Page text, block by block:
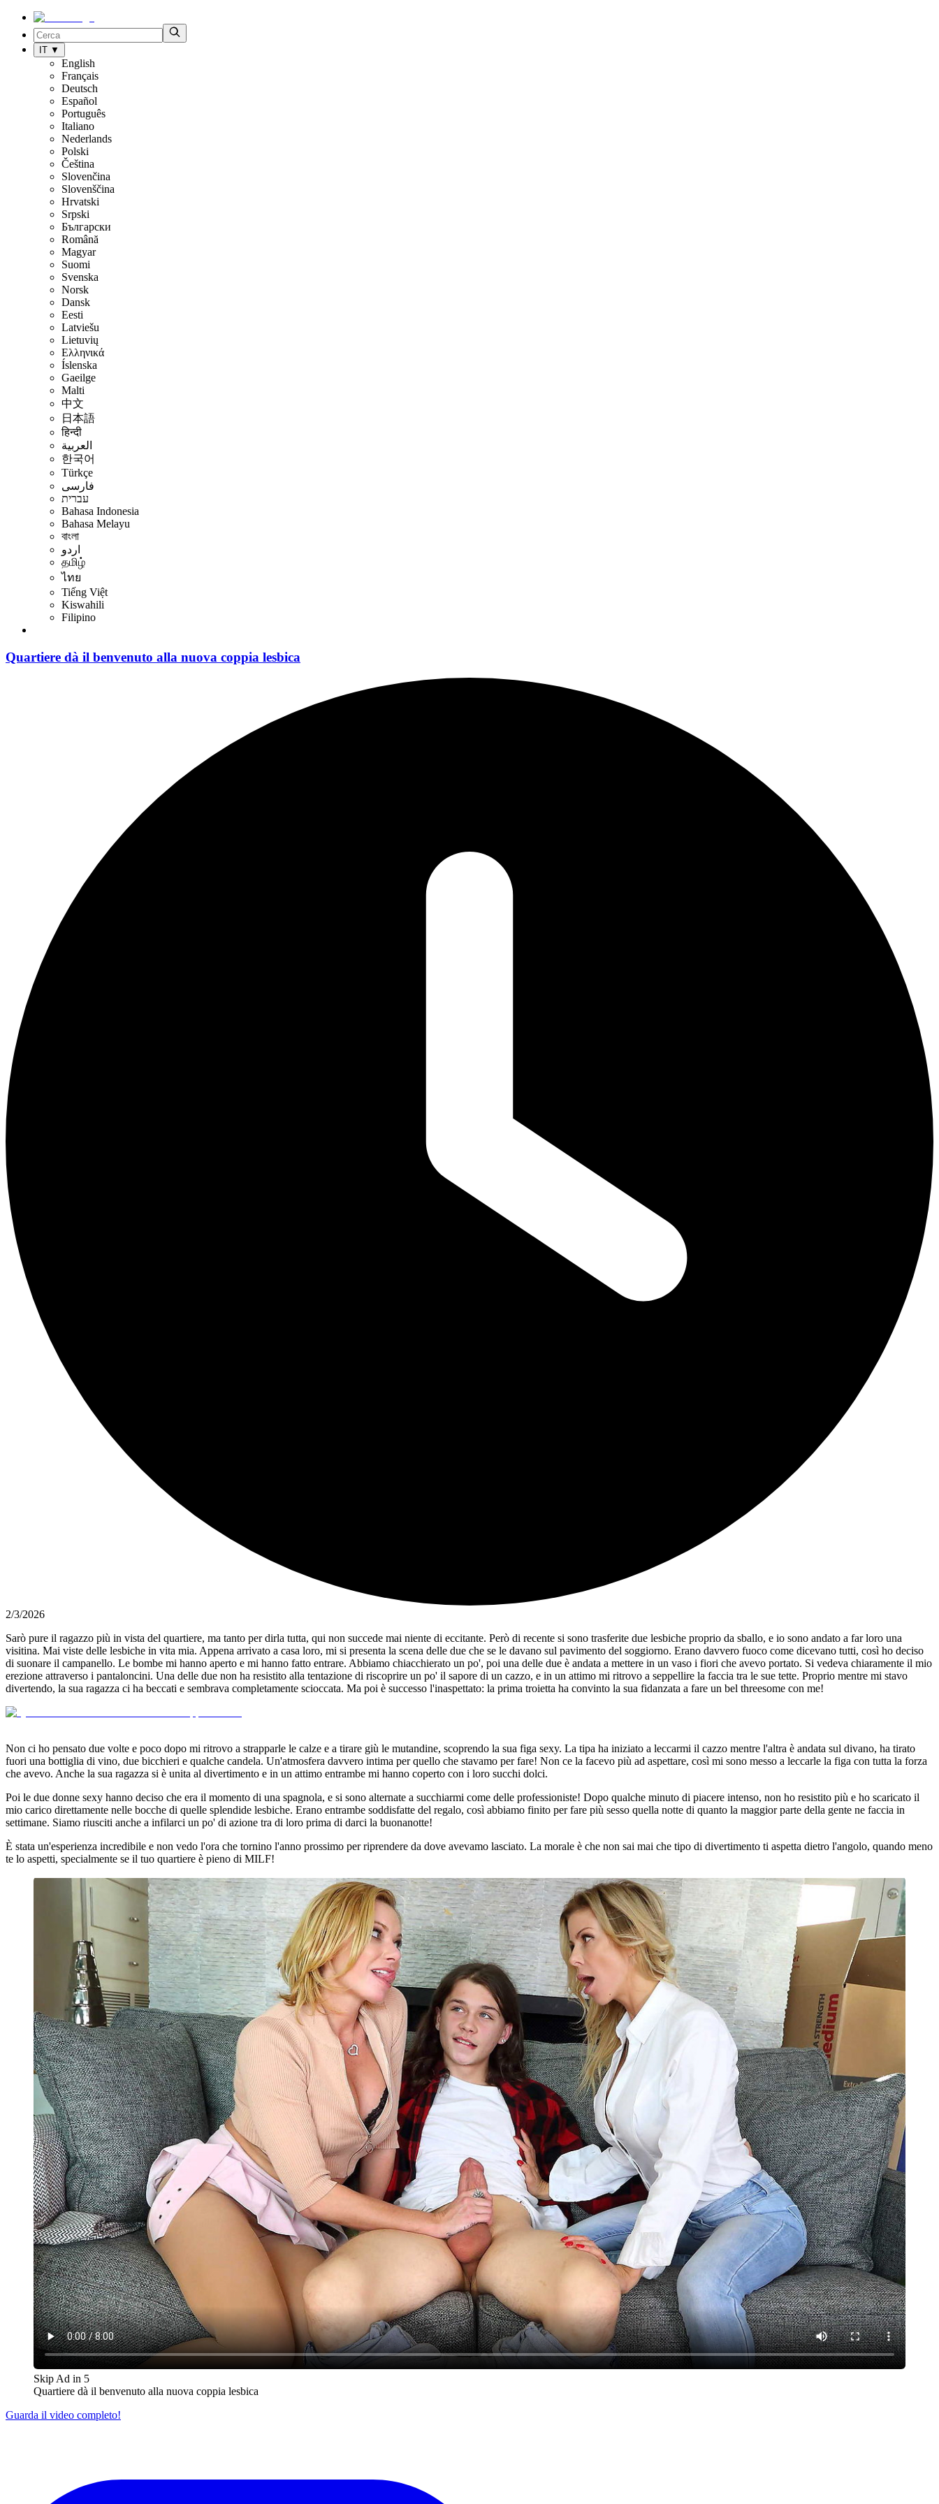
IT ▼
English
Français
Deutsch
Español
Português
Italiano
Nederlands
Polski
Čeština
Slovenčina
Slovenščina
Hrvatski
Srpski
Български
Română
Magyar
Suomi
Svenska
Norsk
Dansk
Eesti
Latviešu
Lietuvių
Ελληνικά
Íslenska
Gaeilge
Malti
中文
日本語
हिन्दी
العربية
한국어
Türkçe
فارسی
עברית
Bahasa Indonesia
Bahasa Melayu
বাংলা
اردو
தமிழ்
ไทย
Tiếng Việt
Kiswahili
Filipino
Quartiere dà il benvenuto alla nuova coppia lesbica
2/3/2026
Sarò pure il ragazzo più in vista del quartiere, ma tanto per dirla tutta, qui non succede mai niente di eccitante. Però di recente si sono trasferite due lesbiche proprio da sballo, e io sono andato a far loro una
visitina. Mai viste delle lesbiche in vita mia. Appena arrivato a casa loro, mi si presenta la scena delle due che se le davano sul pavimento del soggiorno. Erano davvero fuoco come dicevano tutti, così ho deciso
di suonare il campanello. Le bombe mi hanno aperto e mi hanno fatto entrare. Abbiamo chiacchierato un po', poi una delle due è andata a mettere in un vaso i fiori che avevo portato. Si vedeva chiaramente il mio
erezione attraverso i pantaloncini. Una delle due non ha resistito alla tentazione di riscoprire un po' il sapore di un cazzo, e in un attimo mi ritrovo a seppellire la faccia tra le sue tette. Proprio mentre mi stavo
divertendo, la sua ragazza ci ha beccati e sembrava completamente scioccata. Ma poi è successo l'inaspettato: la prima troietta ha convinto la sua fidanzata a fare un bel threesome con me!
Non ci ho pensato due volte e poco dopo mi ritrovo a strapparle le calze e a tirare giù le mutandine, scoprendo la sua figa sexy. La tipa ha iniziato a leccarmi il cazzo mentre l'altra è andata sul divano, ha tirato
fuori una bottiglia di vino, due bicchieri e qualche candela. Un'atmosfera davvero intima per quello che stavamo per fare! Non ce la facevo più ad aspettare, così mi sono messo a leccarle la figa con tutta la forza
che avevo. Anche la sua ragazza si è unita al divertimento e in un attimo entrambe mi hanno coperto con i loro succhi dolci.
Poi le due donne sexy hanno deciso che era il momento di una spagnola, e si sono alternate a succhiarmi come delle professioniste! Dopo qualche minuto di piacere intenso, non ho resistito più e ho scaricato il
mio carico direttamente nelle bocche di quelle splendide lesbiche. Erano entrambe soddisfatte del regalo, così abbiamo finito per fare più sesso quella notte di quanto la maggior parte della gente ne faccia in
settimane. Siamo riusciti anche a infilarci un po' di azione tra di loro prima di darci la buonanotte!
È stata un'esperienza incredibile e non vedo l'ora che tornino l'anno prossimo per riprendere da dove avevamo lasciato. La morale è che non sai mai che tipo di divertimento ti aspetta dietro l'angolo, quando meno
te lo aspetti, specialmente se il tuo quartiere è pieno di MILF!
Skip Ad in 5
Quartiere dà il benvenuto alla nuova coppia lesbica
Guarda il video completo!